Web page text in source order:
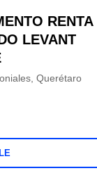
RENTA
LEVANT
Querétaro